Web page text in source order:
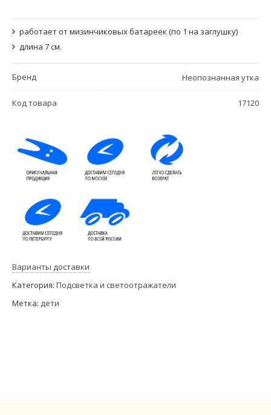
работает от мизинчиковых батареек (по 1 на заглушку)
длина 7 см.
Бренд Неопознанная утка
Код товара 17120
Варианты доставки
Категория: Подсветка и светоотражатели
Метка: дети